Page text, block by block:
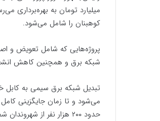
میلیارد تومان به بهره‌برداری
کوهبنان را شامل می‌شود.
پروژه‌هایی که شامل تعویض و
شبکه برق و همچنین کاهش
تبدیل شبکه برق سیمی به کابل
حدود ۲۰۰ هزار نفر از شهروندان شمال استان کرمان هستند.